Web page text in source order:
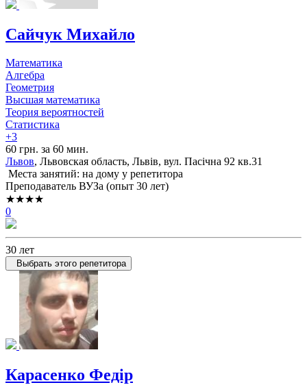
Сайчук Михайло
Математика
Алгебра
Геометрия
Высшая математика
Теория вероятностей
Статистика
+3
60 грн. за 60 мин.
Львов, Львовская область, Львів, вул. Пасічна 92 кв.31
Места занятий: на дому у репетитора
Преподаватель ВУЗа (опыт 30 лет)
★★★★
0
30 лет
Выбрать этого репетитора
Карасенко Федір